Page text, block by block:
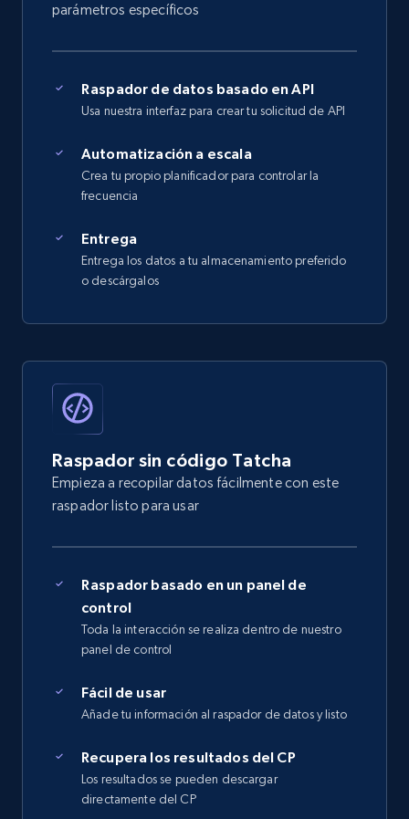
parámetros específicos
Raspador de datos basado en API
Usa nuestra interfaz para crear tu solicitud de API
Automatización a escala
Crea tu propio planificador para controlar la
frecuencia
Entrega
Entrega los datos a tu almacenamiento preferido
o descárgalos
Raspador sin código Tatcha
Empieza a recopilar datos fácilmente con este
raspador listo para usar
Raspador basado en un panel de
control
Toda la interacción se realiza dentro de nuestro
panel de control
Fácil de usar
Añade tu información al raspador de datos y listo
Recupera los resultados del CP
Los resultados se pueden descargar
directamente del CP